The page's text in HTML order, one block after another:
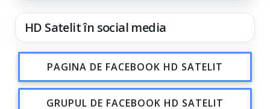
HD Satelit în social media
PAGINA DE FACEBOOK HD SATELIT
GRUPUL DE FACEBOOK HD SATELIT